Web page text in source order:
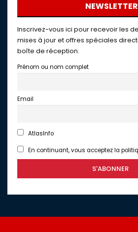
NEWSLETTER
Inscrivez-vous ici pour recevoir les
mises à jour et offres spéciales
boîte de réception.
Prénom ou nom complet
Email
AtlasInfo
En continuant, vous acceptez la